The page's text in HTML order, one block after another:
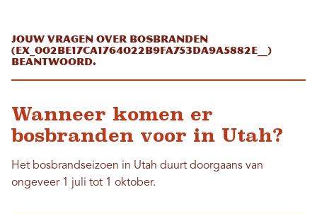
Jouw vragen over bosbranden
(EX_002be17ca1764022b9fa753da9a5882e__)
beantwoord.
Wanneer komen er
bosbranden voor in Utah?
Het bosbrandseizoen in Utah duurt doorgaans van
ongeveer 1 juli tot 1 oktober.